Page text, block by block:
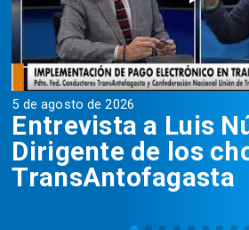
5 de agosto de 2026
Entrevista a Luis
Dirigente de los
TransAntofagasta